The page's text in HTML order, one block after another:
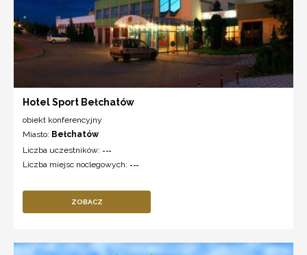
Hotel Sport Bełchatów
obiekt konferencyjny
Miasto: Bełchatów
Liczba uczestników: ---
Liczba miejsc noclegowych: ---
ZOBACZ